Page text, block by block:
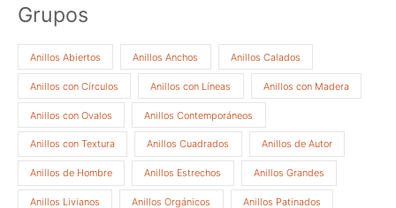
Grupos
Anillos Abiertos Anillos Anchos Anillos Calados
Anillos con Círculos Anillos con Líneas Anillos con Madera
Anillos con Ovalos Anillos Contemporáneos
Anillos con Textura Anillos Cuadrados Anillos de Autor
Anillos de Hombre Anillos Estrechos Anillos Grandes
Anillos Livianos Anillos Orgánicos Anillos Patinados